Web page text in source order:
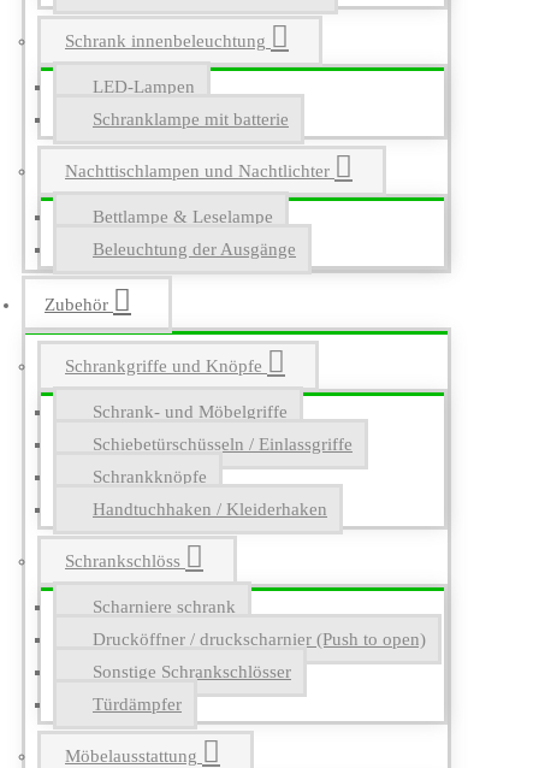
Schrank innenbeleuchtung
LED-Lampen
Schranklampe mit batterie
Nachttischlampen und Nachtlichter
Bettlampe & Leselampe
Beleuchtung der Ausgänge
Zubehör
Schrankgriffe und Knöpfe
Schrank- und Möbelgriffe
Schiebetürschüsseln / Einlassgriffe
Schrankknöpfe
Handtuchhaken / Kleiderhaken
Schrankschlöss
Scharniere schrank
Drucköffner / druckscharnier (Push to open)
Sonstige Schrankschlösser
Türdämpfer
Möbelausstattung